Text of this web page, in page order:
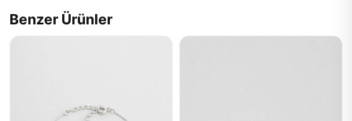
Benzer Ürünler